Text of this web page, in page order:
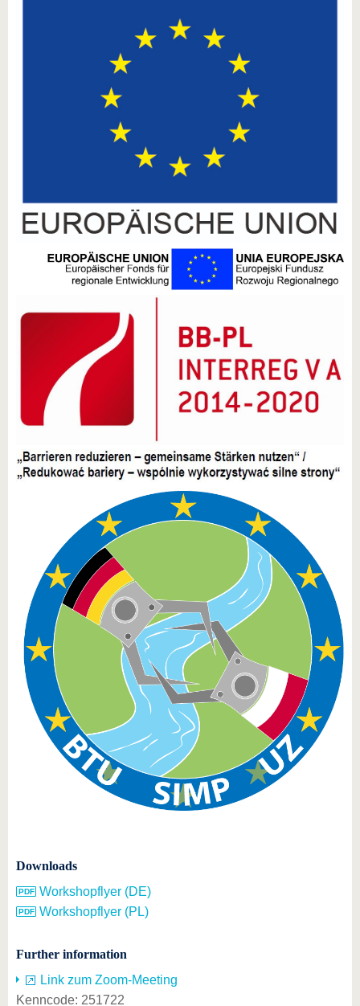
Downloads
Workshopflyer (DE)
Workshopflyer (PL)
Further information
Link zum Zoom-Meeting
Kenncode: 251722